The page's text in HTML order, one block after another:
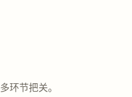
环节把关。